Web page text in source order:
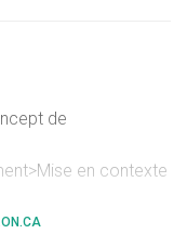
de
en contexte